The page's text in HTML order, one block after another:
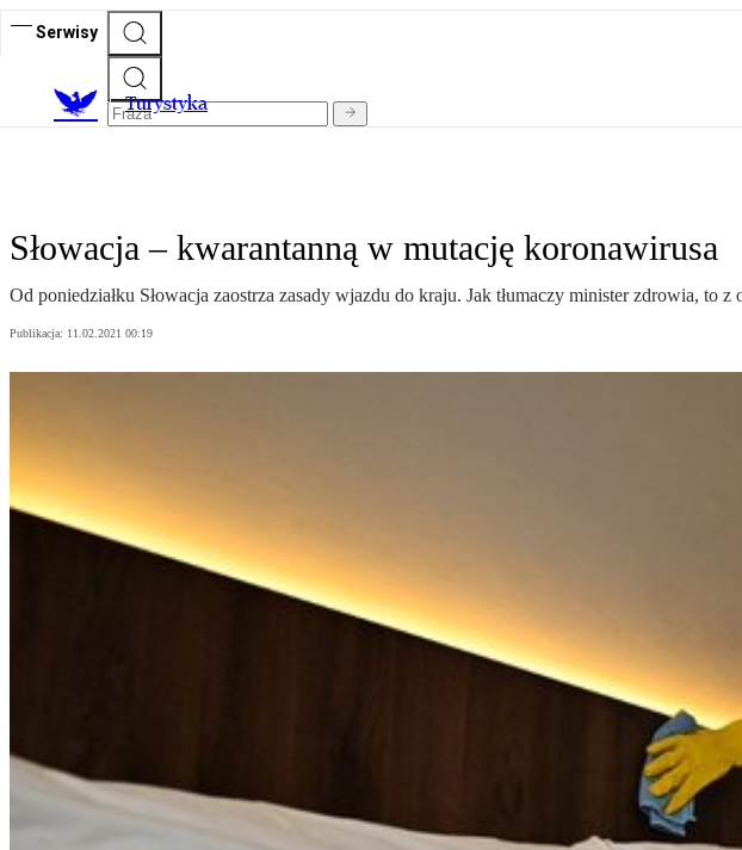
Serwisy
Turystyka
Słowacja – kwarantanną w mutację koronawirusa
Od poniedziałku Słowacja zaostrza zasady wjazdu do kraju. Jak tłumaczy minister zdrowia, to
Publikacja: 11.02.2021 00:19